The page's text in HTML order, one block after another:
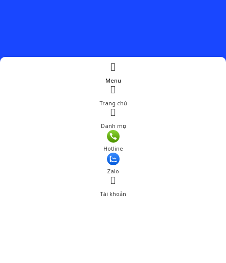
Menu
Trang chủ
Danh mục
Hotline
Zalo
Tài khoản